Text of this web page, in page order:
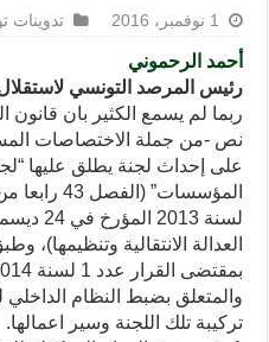
1 نوفمبر، 2016 تدوينات
أحمد الرحموني
رئيس المرصد التونسي
ربما لم يسمع الكثير بان قانون
نص -من جملة الاختصاصات
على إحداث لجنة يطلق عليها
العدالة الانتقالية وتنظيمها)،
والمتعلق بضبط النظام الداخلي
تركيبة تلك اللجنة وسير اعمالها.